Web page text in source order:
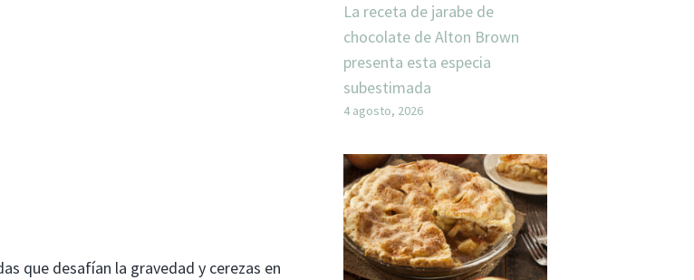
que desafían la gravedad y cerezas en
La receta de jarabe de
chocolate de Alton Brown
presenta esta especia
subestimada
4 agosto, 2026